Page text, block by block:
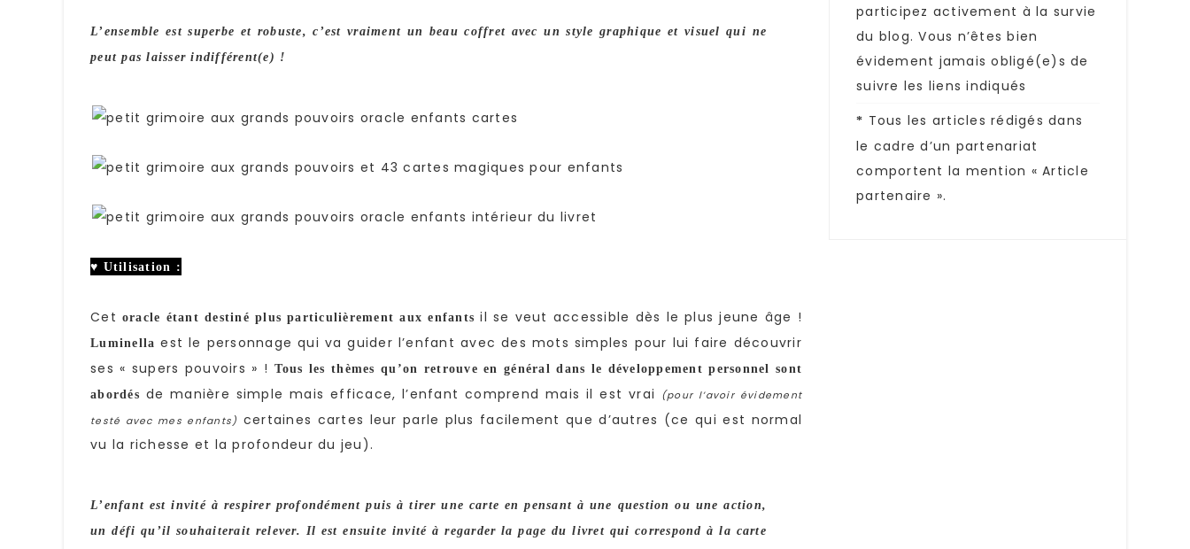
L’ensemble est superbe et robuste, c’est vraiment un beau coffret avec un style graphique et visuel qui ne
peut pas laisser indifférent(e) !
♥ Utilisation :
Cet oracle étant destiné plus particulièrement aux enfants il se veut accessible dès le plus jeune âge !
Luminella est le personnage qui va guider l’enfant avec des mots simples pour lui faire découvrir
ses « supers pouvoirs » ! Tous les thèmes qu’on retrouve en général dans le développement personnel sont
abordés de manière simple mais efficace, l’enfant comprend mais il est vrai
(pour l’avoir évidement
testé avec mes enfants) certaines cartes leur parle plus facilement que d’autres (ce qui est normal
vu la richesse et la profondeur du jeu).
L’enfant est invité à respirer profondément puis à tirer une carte en pensant à une question ou une action,
un défi qu’il souhaiterait relever. Il est ensuite invité à regarder la page du livret qui correspond à la carte
participez activement à la survie
du blog. Vous n’êtes bien
évidement jamais obligé(e)s de
suivre les liens indiqués
* Tous les articles rédigés dans
le cadre d’un partenariat
comportent la mention « Article
partenaire ».